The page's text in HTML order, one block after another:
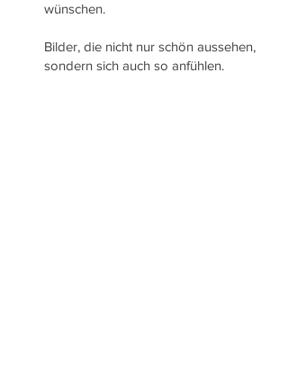
wünschen.
Bilder, die nicht nur schön aussehen,
sondern sich auch so anfühlen.